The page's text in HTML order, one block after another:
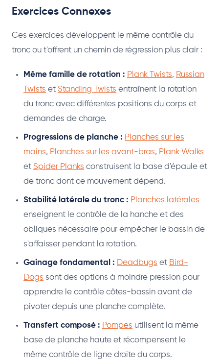
Exercices Connexes
Ces exercices développent le même contrôle du
tronc ou t'offrent un chemin de régression plus clair :
Même famille de rotation : Plank Twists, Russian
Twists et Standing Twists entraînent la rotation
du tronc avec différentes positions du corps et
demandes de charge.
Progressions de planche : Planches sur les
mains, Planches sur les avant-bras, Plank Walks
et Spider Planks construisent la base d'épaule et
de tronc dont ce mouvement dépend.
Stabilité latérale du tronc : Planches latérales
enseignent le contrôle de la hanche et des
obliques nécessaire pour empêcher le bassin de
s'affaisser pendant la rotation.
Gainage fondamental : Deadbugs et Bird-
Dogs sont des options à moindre pression pour
apprendre le contrôle côtes-bassin avant de
pivoter depuis une planche complète.
Transfert composé : Pompes utilisent la même
base de planche haute et récompensent le
même contrôle de ligne droite du corps.